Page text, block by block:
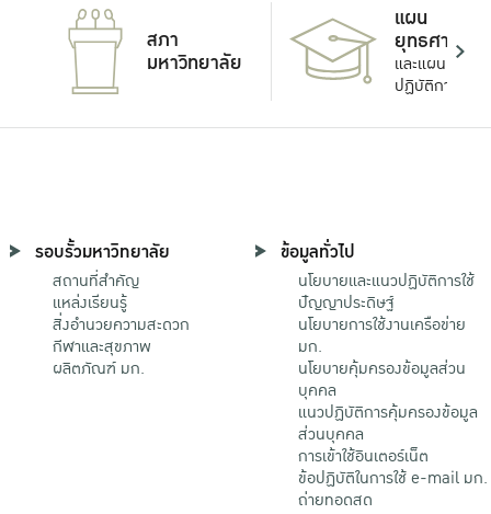
สภา
มหาวิทยาลัย
แผน
ยุทธศาสตร์
และแผน
ปฏิบัติการ
รอบรั้วมหาวิทยาลัย
สถานที่สำคัญ
แหล่งเรียนรู้
สิ่งอำนวยความสะดวก
กีฬาและสุขภาพ
ผลิตภัณฑ์ มก.
ข้อมูลทั่วไป
นโยบายและแนวปฏิบัติการใช้
ปัญญาประดิษฐ์
นโยบายการใช้งานเครือข่าย
มก.
นโยบายคุ้มครองข้อมูลส่วน
บุคคล
แนวปฏิบัติการคุ้มครองข้อมูล
ส่วนบุคคล
การเข้าใช้อินเตอร์เน็ต
ข้อปฏิบัติในการใช้ e-mail มก.
ถ่ายทอดสด